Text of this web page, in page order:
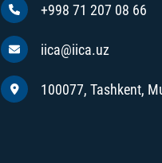
+998 71 207 08 66
iica@iica.uz
100077, Tashkent,